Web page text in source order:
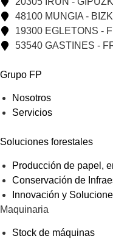
48100 MUNGIA -
19300 EGLETONS -
53540 GASTINES -
Grupo FP
Nosotros
Servicios
Soluciones forestales
Producción de papel,
Conservación de
Innovación y
Maquinaria
Stock de máquinas